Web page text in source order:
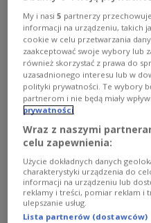
Glen Gould
My i nasi5 partnerzy
informacji na urządzeniu, takich
cookie w celu przetwarzania
zaakceptować swoje wybory lub
również skorzystać z prawa do
uzasadnionego interesu lub w
polityki prywatności. Te wybory
partnerom i nie będą miały
prywatności
Wraz z naszymi
celu zapewnienia:
Użycie dokładnych danych
charakterystyki urządzenia do
informacji na urządzeniu lub
reklamy i treści, pomiar reklam i
ulepszanie usług.
Lista partnerów (dostawców)